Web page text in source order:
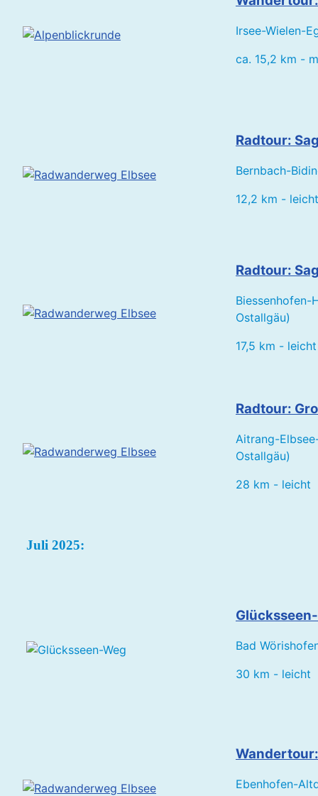
Irsee-Wielen-
ca. 15,2 km -
Radtour:
Bernbach-
12,2 km - leicht
Radtour:
Ostallgäu)
17,5 km - leicht
Radtour:
Aitrang-
Ostallgäu)
28 km - leicht
Juli 2025:
Bad
30 km - leicht
Ebenhofen-